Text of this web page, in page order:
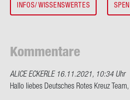
INFOS/ WISSENSWERTES
Kom­men­ta­re
ALICE ECKERLE16.11.2021, 10:34 Uhr
Hallo lie­bes Deut­sches Rotes Kreuz Team,